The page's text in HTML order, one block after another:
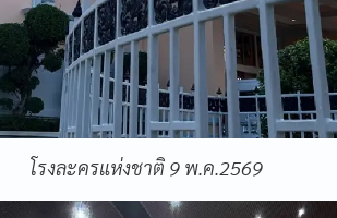
โรงละครแห่งชาติ 9 พ.ค.2569